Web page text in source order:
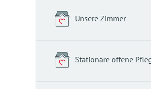
Unsere Zimmer
Stationäre offene